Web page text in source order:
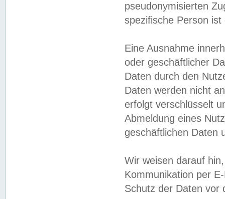
pseudonymisierten
spezifische Person
Eine Ausnahme
oder geschäftlicher
Daten durch den
Daten werden nicht
erfolgt verschlüsselt
Abmeldung eines
geschäftlichen Daten
Wir weisen darauf
Kommunikation per
Schutz der Daten vor